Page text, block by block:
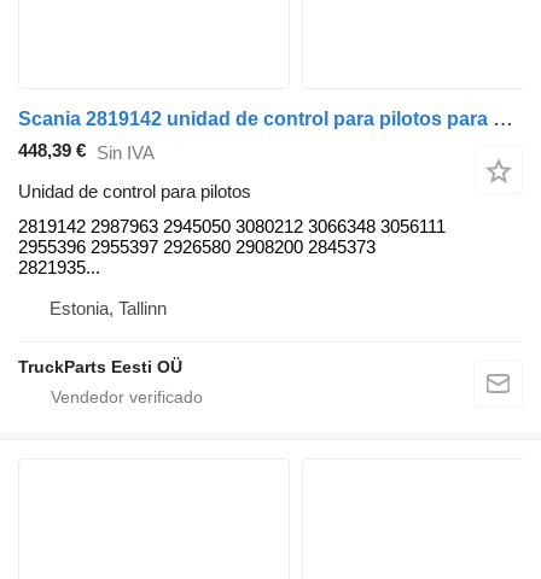
Scania 2819142 unidad de control para pilotos para Scania L,P,G,R,S-series (2016-) cabeza tractora
448,39 € Sin IVA
Unidad de control para pilotos
2819142 2987963 2945050 3080212 3066348 3056111
2955396 2955397 2926580 2908200 2845373
2821935...
Estonia, Tallinn
TruckParts Eesti OÜ